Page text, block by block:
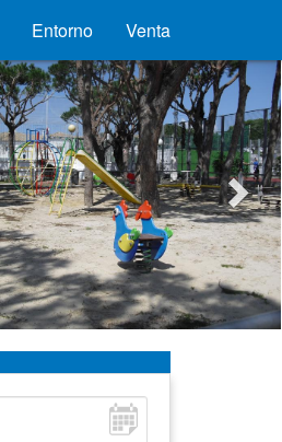
Entorno Venta